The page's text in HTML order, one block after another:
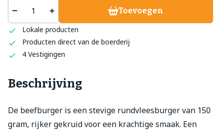
Toevoegen
Lokale producten
Producten direct van de boerderij
4 Vestigingen
Beschrijving
De beefburger is een stevige rundvleesburger van 150
gram, rijker gekruid voor een krachtige smaak. Een